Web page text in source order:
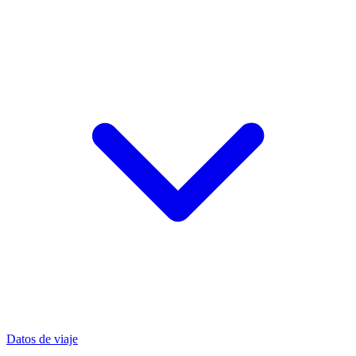
Datos de viaje